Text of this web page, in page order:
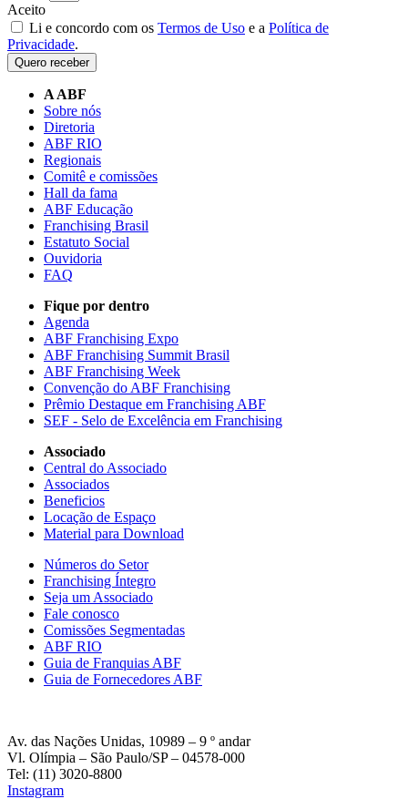
Aceito
Li e concordo com os Termos de Uso e a Política de
Privacidade.
Quero receber
A ABF
Sobre nós
Diretoria
ABF RIO
Regionais
Comitê e comissões
Hall da fama
ABF Educação
Franchising Brasil
Estatuto Social
Ouvidoria
FAQ
Fique por dentro
Agenda
ABF Franchising Expo
ABF Franchising Summit Brasil
ABF Franchising Week
Convenção do ABF Franchising
Prêmio Destaque em Franchising ABF
SEF - Selo de Excelência em Franchising
Associado
Central do Associado
Associados
Beneficios
Locação de Espaço
Material para Download
Números do Setor
Franchising Íntegro
Seja um Associado
Fale conosco
Comissões Segmentadas
ABF RIO
Guia de Franquias ABF
Guia de Fornecedores ABF
Av. das Nações Unidas, 10989 – 9 º andar
Vl. Olímpia – São Paulo/SP – 04578-000
Tel: (11) 3020-8800
Instagram